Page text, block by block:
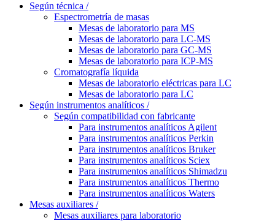
Según técnica /
Espectrometría de masas
Mesas de laboratorio para MS
Mesas de laboratorio para LC-MS
Mesas de laboratorio para GC-MS
Mesas de laboratorio para ICP-MS
Cromatografía líquida
Mesas de laboratorio eléctricas para LC
Mesas de laboratorio para LC
Según instrumentos analíticos /
Según compatibilidad con fabricante
Para instrumentos analíticos Agilent
Para instrumentos analíticos Perkin
Para instrumentos analíticos Bruker
Para instrumentos analíticos Sciex
Para instrumentos analíticos Shimadzu
Para instrumentos analíticos Thermo
Para instrumentos analíticos Waters
Mesas auxiliares /
Mesas auxiliares para laboratorio